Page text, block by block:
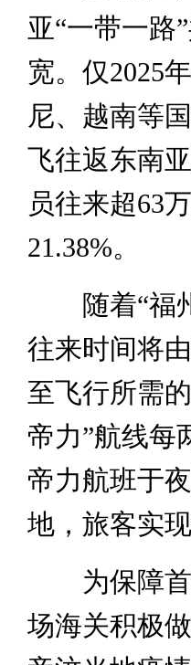
亚“一带一路
宽。仅2025
尼、越南等
飞往返东南
员往来超63
21.38%。
随着“福州
往来时间将
至飞行所需
帝力”航线每
帝力航班于
地，旅客实现
为保障首
场海关积极